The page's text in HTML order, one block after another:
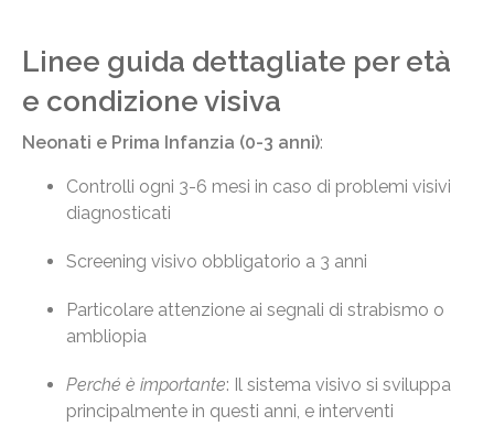
Linee guida dettagliate per età
e condizione visiva
Neonati e Prima Infanzia (0-3 anni):
Controlli ogni 3-6 mesi in caso di problemi visivi
diagnosticati
Screening visivo obbligatorio a 3 anni
Particolare attenzione ai segnali di strabismo o
ambliopia
Perché è importante: Il sistema visivo si sviluppa
principalmente in questi anni, e interventi